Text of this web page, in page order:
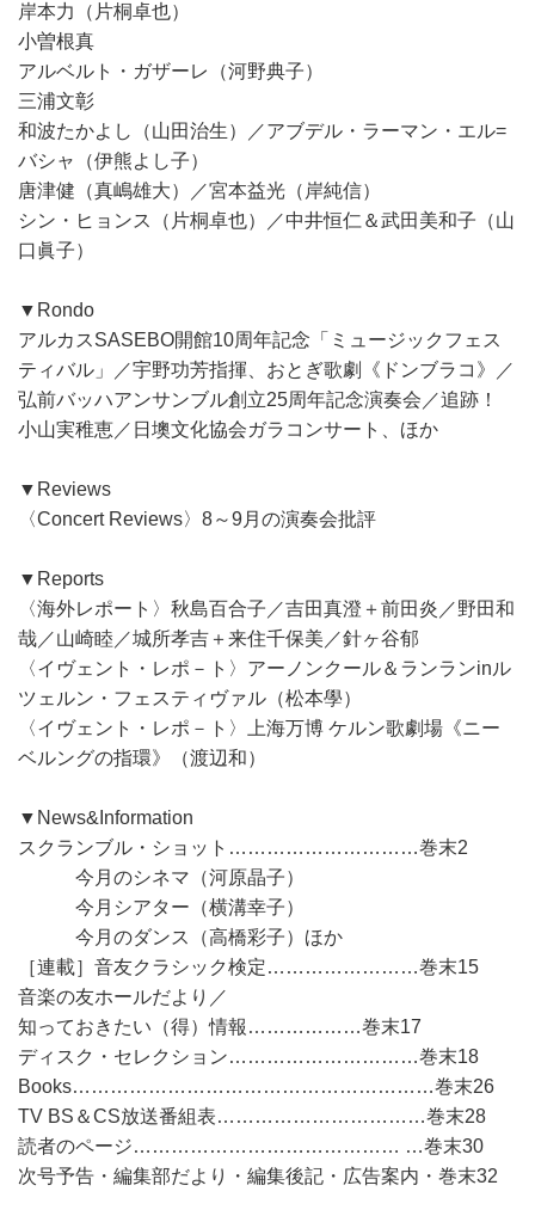
岸本力（片桐卓也）
小曽根真
アルベルト・ガザーレ（河野典子）
三浦文彰
和波たかよし（山田治生）／アブデル・ラーマン・エル=
バシャ（伊熊よし子）
唐津健（真嶋雄大）／宮本益光（岸純信）
シン・ヒョンス（片桐卓也）／中井恒仁＆武田美和子（山
口眞子）
▼Rondo
アルカスSASEBO開館10周年記念「ミュージックフェス
ティバル」／宇野功芳指揮、おとぎ歌劇《ドンブラコ》／
弘前バッハアンサンブル創立25周年記念演奏会／追跡！
小山実稚恵／日墺文化協会ガラコンサート、ほか
▼Reviews
〈Concert Reviews〉8～9月の演奏会批評
▼Reports
〈海外レポート〉秋島百合子／吉田真澄＋前田炎／野田和
哉／山崎睦／城所孝吉＋来住千保美／針ヶ谷郁
〈イヴェント・レポ－ト〉アーノンクール＆ランランinル
ツェルン・フェスティヴァル（松本學）
〈イヴェント・レポ－ト〉上海万博 ケルン歌劇場《ニー
ベルングの指環》（渡辺和）
▼News&Information
スクランブル・ショット…………………………巻末2
今月のシネマ（河原晶子）
今月シアター（横溝幸子）
今月のダンス（高橋彩子）ほか
［連載］音友クラシック検定……………………巻末15
音楽の友ホールだより／
知っておきたい（得）情報………………巻末17
ディスク・セレクション…………………………巻末18
Books…………………………………………………巻末26
TV BS＆CS放送番組表……………………………巻末28
読者のページ…………………………………… …巻末30
次号予告・編集部だより・編集後記・広告案内・巻末32